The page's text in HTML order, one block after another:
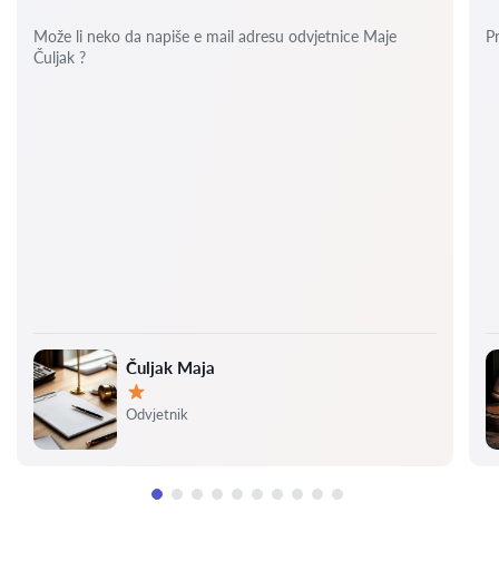
Čuljak Maja
Ocjena:
Odvjetnik
Može li neko da napiše e mail adresu odvjetnice Maje
Čuljak ?